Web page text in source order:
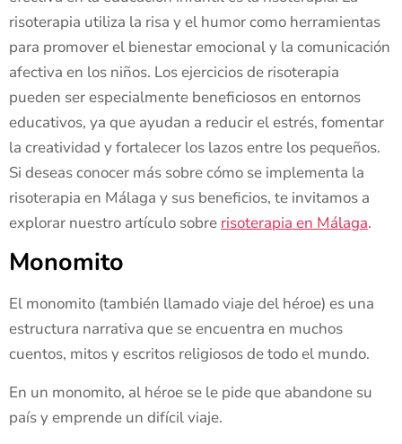
risoterapia utiliza la risa y el humor como herramientas
para promover el bienestar emocional y la comunicación
afectiva en los niños. Los ejercicios de risoterapia
pueden ser especialmente beneficiosos en entornos
educativos, ya que ayudan a reducir el estrés, fomentar
la creatividad y fortalecer los lazos entre los pequeños.
Si deseas conocer más sobre cómo se implementa la
risoterapia en Málaga y sus beneficios, te invitamos a
explorar nuestro artículo sobre risoterapia en Málaga.
Monomito
El monomito (también llamado viaje del héroe) es una
estructura narrativa que se encuentra en muchos
cuentos, mitos y escritos religiosos de todo el mundo.
En un monomito, al héroe se le pide que abandone su
país y emprende un difícil viaje.